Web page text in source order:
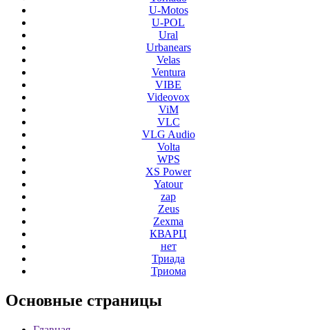
U-Motos
U-POL
Ural
Urbanears
Velas
Ventura
VIBE
Videovox
ViM
VLC
VLG Audio
Volta
WPS
XS Power
Yatour
zap
Zeus
Zexma
КВАРЦ
нет
Триада
Триома
Основные страницы